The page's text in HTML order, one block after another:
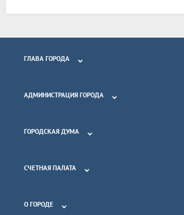
ГЛАВА ГОРОДА
АДМИНИСТРАЦИЯ ГОРОДА
ГОРОДСКАЯ ДУМА
СЧЕТНАЯ ПАЛАТА
О ГОРОДЕ